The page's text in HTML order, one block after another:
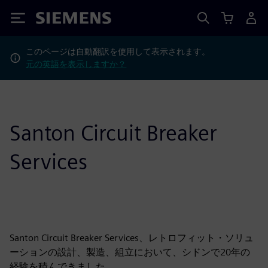
Siemens
このページは自動翻訳を使用して表示されます。
元の英語を表示しますか？
Santon Circuit Breaker
Services
Santon Circuit Breaker Services、レトロフィット・ソリュ
ーションの設計、製造、組立において、シドンで20年の